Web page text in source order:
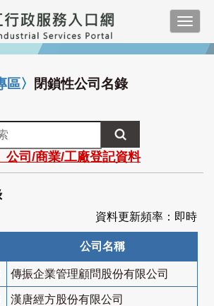
區〉 閉鎖性公司名錄
公司/商業/工廠登記資料
資料更新頻率：即時
公司名稱
傳振企業管理顧問股份有限公司
漢唐經方股份有限公司